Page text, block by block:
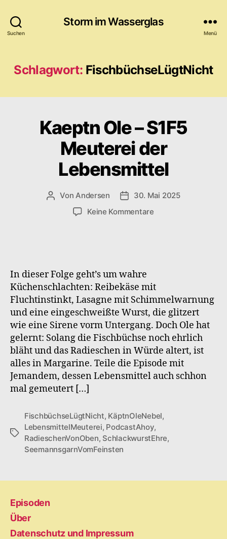
Suchen
Storm im Wasserglas
Menü
Schlagwort: FischbüchseLügtNicht
Kaeptn Ole – S1F5
Meuterei der
Lebensmittel
Beitragsautor
VonAndersen Veröffentlichungsdatum
30. Mai 2025
Keine Kommentarezu
Lebensmittel
In dieser Folge geht’s um wahre
Küchenschlachten: Reibekäse mit
Fluchtinstinkt, Lasagne mit Schimmelwarnung
und eine eingeschweißte Wurst, die glitzert
wie eine Sirene vorm Untergang. Doch Ole hat
gelernt: Solang die Fischbüchse noch ehrlich
bläht und das Radieschen in Würde altert, ist
alles in Margarine. Teile die Episode mit
Jemandem, dessen Lebensmittel auch schhon
mal gemeutert […]
Schlagwörter
FischbüchseLügtNicht, KäptnOleNebel,
LebensmittelMeuterei, PodcastAhoy,
RadieschenVonOben, SchlackwurstEhre,
SeemannsgarnVomFeinsten
Episoden
Über
Datenschutz und Impressum